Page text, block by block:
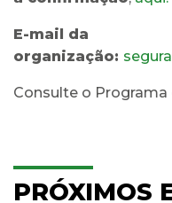
E-mail da
organização:
Consulte o
PRÓXIMOS